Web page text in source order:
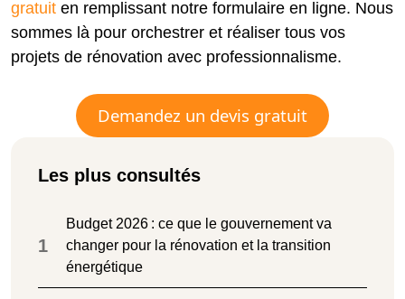
gratuit en remplissant notre formulaire en ligne. Nous
sommes là pour orchestrer et réaliser tous vos
projets de rénovation avec professionnalisme.
Demandez un devis gratuit
Les plus consultés
1
Budget 2026 : ce que le gouvernement va
changer pour la rénovation et la transition
énergétique